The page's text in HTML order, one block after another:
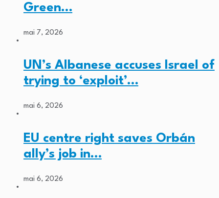
Green…
mai 7, 2026
UN’s Albanese accuses Israel of
trying to ‘exploit’…
mai 6, 2026
EU centre right saves Orbán
ally’s job in…
mai 6, 2026